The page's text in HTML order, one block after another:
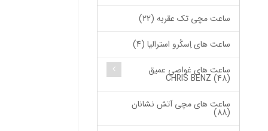
ساعت مچی تک عقربه (22)
ساعت های اِسکُرو استرالیا (4)
ساعت های غواصی عمیق
CHRIS BENZ (48)
ساعت های مچی آتش نشانان
(88)